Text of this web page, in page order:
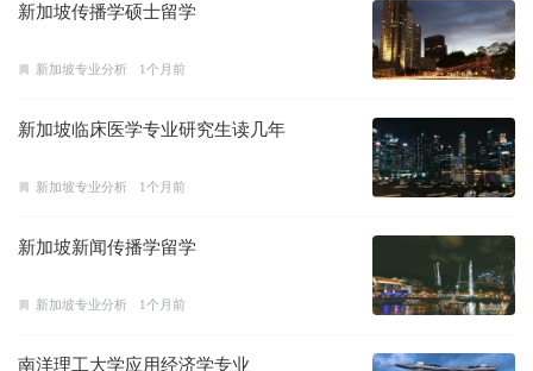
新加坡传播学硕士留学
新加坡专业分析 1个月前
新加坡临床医学专业研究生读几年
新加坡专业分析 1个月前
新加坡新闻传播学留学
新加坡专业分析 1个月前
南洋理工大学应用经济学专业